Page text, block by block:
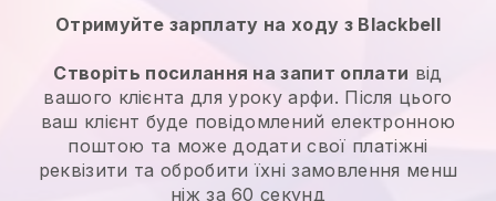
Отримуйте зарплату на ходу з Blackbell
Створіть посилання на запит оплати від
вашого клієнта для уроку арфи. Після цього
ваш клієнт буде повідомлений електронною
поштою та може додати свої платіжні
реквізити та обробити їхні замовлення менш
ніж за 60 секунд